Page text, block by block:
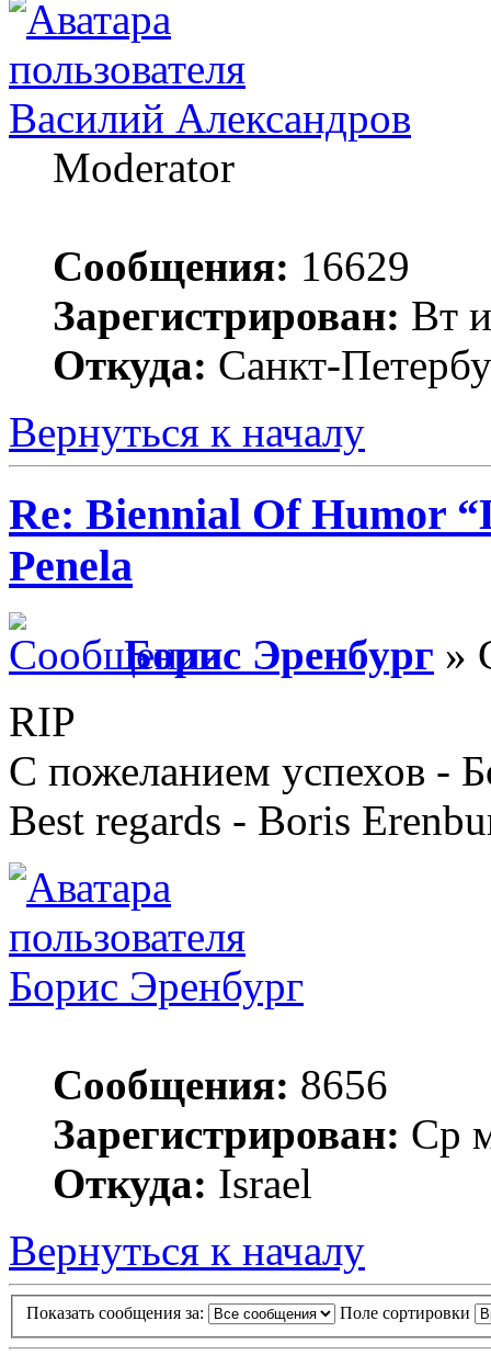
Василий Александров
Moderator
Сообщения: 16629
Зарегистрирован: Вт
Откуда: Санкт-
Вернуться к началу
Re: Biennial Of Humor
Penela
Борис Эренбург »
RIP
С пожеланием успехов -
Best regards - Boris
Борис Эренбург
Сообщения: 8656
Зарегистрирован: Ср
Откуда: Israel
Вернуться к началу
Показать сообщения за: Поле сортировки